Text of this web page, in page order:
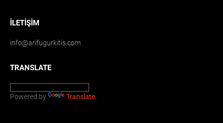
İLETIŞIM
info@arifugurkitis.com
TRANSLATE
Powered by Translate